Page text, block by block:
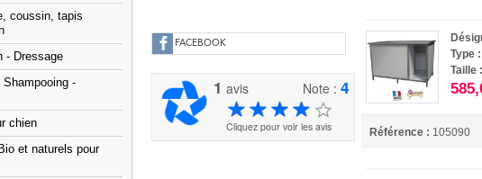
coussin, tapis
- Dressage
Shampooing -
chien
et naturels pour
FACEBOOK
1 avis Note :4
Cliquez pour voir les avis
Type :
Taille :
Référence : 105090